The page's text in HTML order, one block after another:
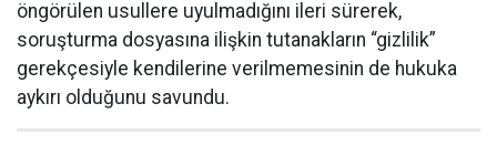
öngörülen usullere uyulmadığını ileri sürerek,
soruşturma dosyasına ilişkin tutanakların “gizlilik”
gerekçesiyle kendilerine verilmemesinin de hukuka
aykırı olduğunu savundu.